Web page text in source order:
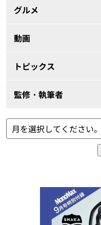
グルメ
動画
トピックス
監修・執筆者